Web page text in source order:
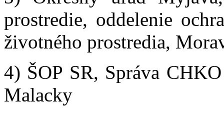
prostredie, oddelenie
životného prostredia,
4) ŠOP SR, Správa
Malacky